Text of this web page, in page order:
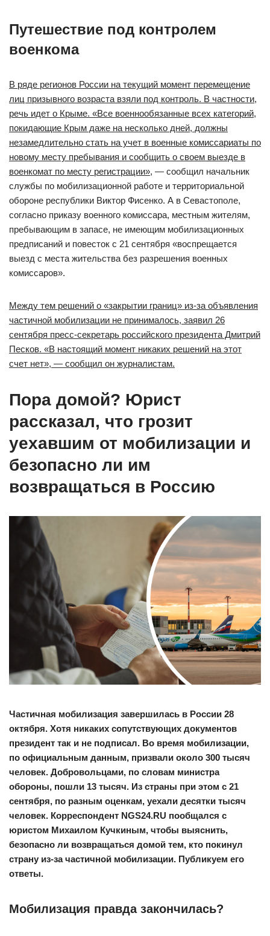
Путешествие под контролем
военкома
В ряде регионов России на текущий момент перемещение
лиц призывного возраста взяли под контроль. В частности,
речь идет о Крыме. «Все военнообязанные всех категорий,
покидающие Крым даже на несколько дней, должны
незамедлительно стать на учет в военные комиссариаты по
новому месту пребывания и сообщить о своем выезде в
военкомат по месту регистрации», — сообщил начальник
службы по мобилизационной работе и территориальной
обороне республики Виктор Фисенко. А в Севастополе,
согласно приказу военного комиссара, местным жителям,
пребывающим в запасе, не имеющим мобилизационных
предписаний и повесток с 21 сентября «воспрещается
выезд с места жительства без разрешения военных
комиссаров».
Между тем решений о «закрытии границ» из-за объявления
частичной мобилизации не принималось, заявил 26
сентября пресс-секретарь российского президента Дмитрий
Песков. «В настоящий момент никаких решений на этот
счет нет», — сообщил он журналистам.
Пора домой? Юрист
рассказал, что грозит
уехавшим от мобилизации и
безопасно ли им
возвращаться в Россию
Частичная мобилизация завершилась в России 28
октября. Хотя никаких сопутствующих документов
президент так и не подписал. Во время мобилизации,
по официальным данным, призвали около 300 тысяч
человек. Добровольцами, по словам министра
обороны, пошли 13 тысяч. Из страны при этом с 21
сентября, по разным оценкам, уехали десятки тысяч
человек. Корреспондент NGS24.RU пообщался с
юристом Михаилом Кучкиным, чтобы выяснить,
безопасно ли возвращаться домой тем, кто покинул
страну из-за частичной мобилизации. Публикуем его
ответы.
Мобилизация правда закончилась?